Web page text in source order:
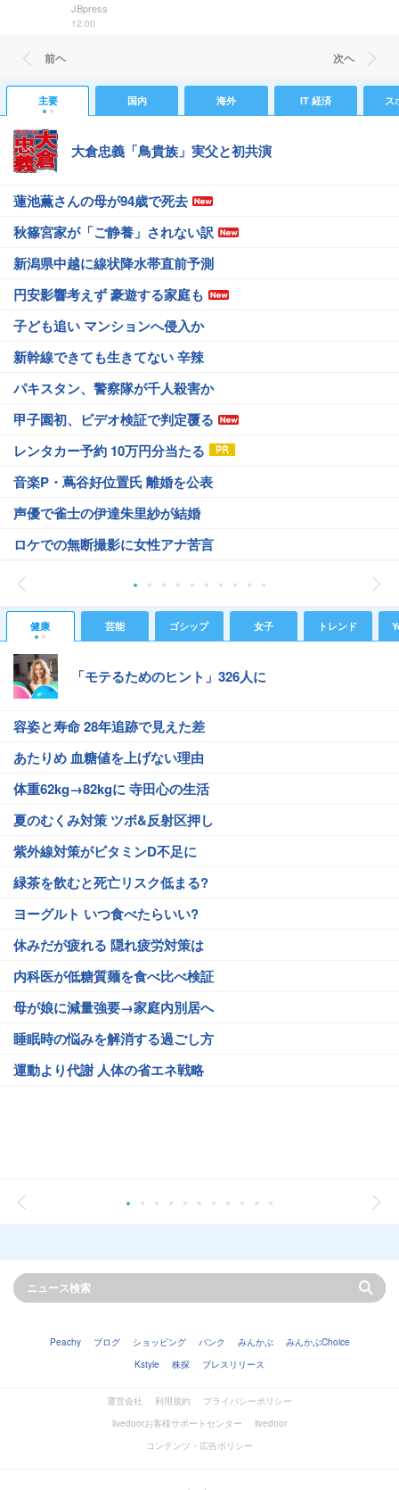
JBpress
12:00
前ヘ 次ヘ
主要 国内 海外 IT 経済 ス
大倉忠義「鳥貴族」実父と初共演
蓮池薫さんの母が94歳で死去
秋篠宮家が「ご静養」されない訳
新潟県中越に線状降水帯直前予測
円安影響考えず 豪遊する家庭も
子ども追い マンションへ侵入か
新幹線できても生きてない 辛辣
パキスタン、警察隊が千人殺害か
甲子園初、ビデオ検証で判定覆る
レンタカー予約 10万円分当たる
音楽P・蔦谷好位置氏 離婚を公表
声優で雀士の伊達朱里紗が結婚
ロケでの無断撮影に女性アナ苦言
健康 芸能 ゴシップ 女子 トレンド
「モテるためのヒント」326人に
容姿と寿命 28年追跡で見えた差
あたりめ 血糖値を上げない理由
体重62kg→82kgに 寺田心の生活
夏のむくみ対策 ツボ&反射区押し
紫外線対策がビタミンD不足に
緑茶を飲むと死亡リスク低まる?
ヨーグルト いつ食べたらいい?
休みだが疲れる 隠れ疲労対策は
内科医が低糖質麺を食べ比べ検証
母が娘に減量強要→家庭内別居へ
睡眠時の悩みを解消する過ごし方
運動より代謝 人体の省エネ戦略
Peachy ブログ ショッピング バンク みんかぶ
みんかぶChoice
Kstyle
株探 プレスリリース
運営会社 利用規約
プライバシーポリシー
livedoorお客様サポートセンター
livedoor
コンテンツ・広告ポリシー